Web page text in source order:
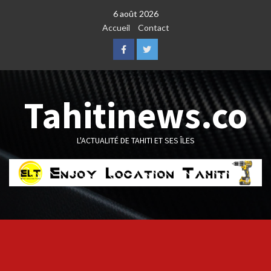
6 août 2026
Accueil
Contact
FacebookTwitter
Tahitinews.co
L'ACTUALITÉ DE TAHITI ET SES ÎLES